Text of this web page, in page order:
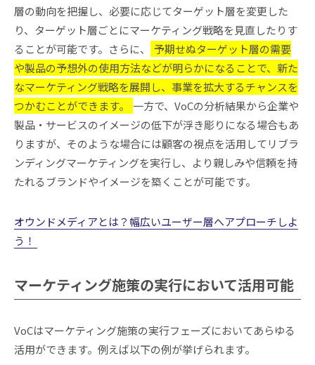
層の動向を把握し、必要に応じてターゲット層を変更した
り、ターゲット層ごとにマーケティング戦略を見直したりす
ることが可能です。さらに、
予期せぬターゲット層の需要
や製品の予想外の使用方法などが明らかになることで、新た
なマーケティング戦略を展開し、事業を拡大するチャンスを
つかむことができます。
一方で、VoCの分析結果から企業や
製品・サービスのイメージの低下が浮き彫りになる場合もあ
りますが、そのような場合には顧客の視点を活用してリブラ
ンディングマーケティングを実行し、より親しみや信頼を持
たれるブランドやイメージを築くことが可能です。
オウンドメディアとは？幅広いユーザー層へアプローチしよ
う！
マーケティング施策の実行において活用可能
VoCはマーケティング施策の実行フェーズにおいてあらゆる
活用ができます。例えば以下の例が挙げられます。